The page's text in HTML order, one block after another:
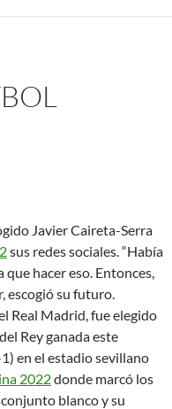
Javier Caireta-Serra
sus redes sociales. “Había
que hacer eso. Entonces,
escogió su futuro.
Real Madrid, fue elegido
Rey ganada este
en el estadio sevillano
2022donde marcó los
blanco y su